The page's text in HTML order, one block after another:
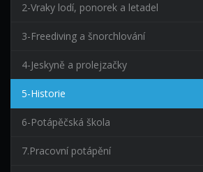
2-Vraky lodí, ponorek a letadel
3-Freediving a šnorchlování
4-Jeskyně a prolejzačky
5-Historie
6-Potápěčská škola
7.Pracovní potápění